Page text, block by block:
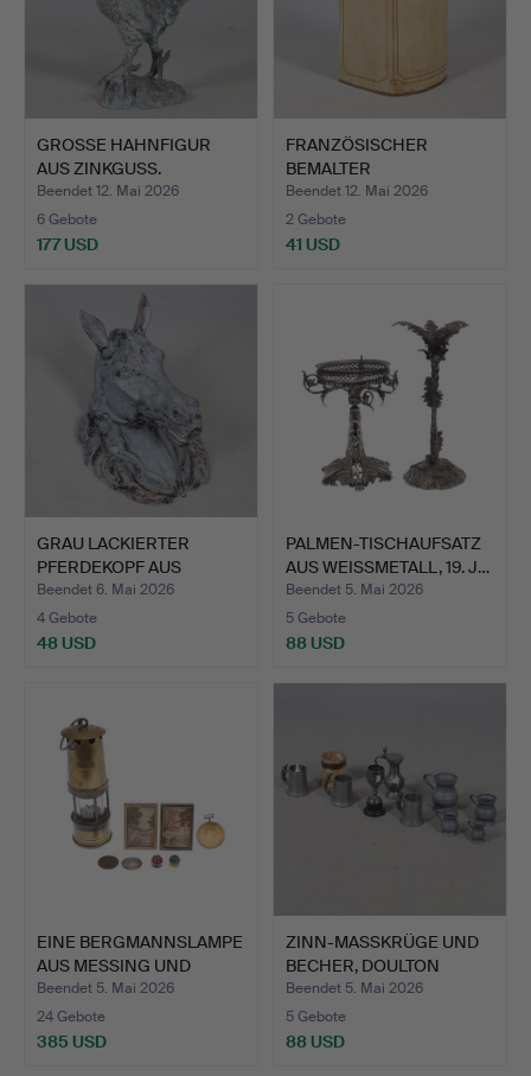
GROSSE HAHNFIGUR
AUS ZINKGUSS.
Beendet 12. Mai 2026
6 Gebote
177 USD
FRANZÖSISCHER
BEMALTER
METALLBEHÄLTER.
Beendet 12. Mai 2026
2 Gebote
41 USD
GRAU LACKIERTER
PFERDEKOPF AUS
GEPRESSTEM …
Beendet 6. Mai 2026
4 Gebote
48 USD
PALMEN-TISCHAUFSATZ
AUS WEISSMETALL, 19. J…
Beendet 5. Mai 2026
5 Gebote
88 USD
EINE BERGMANNSLAMPE
AUS MESSING UND
WEITER…
Beendet 5. Mai 2026
24 Gebote
385 USD
ZINN-MASSKRÜGE UND
BECHER, DOULTON
HARVEST…
Beendet 5. Mai 2026
5 Gebote
88 USD